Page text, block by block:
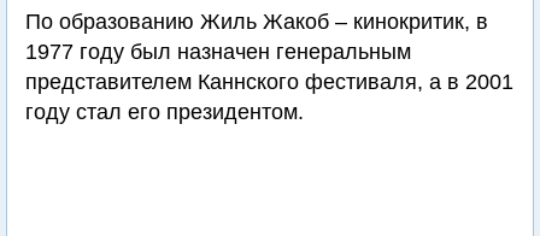
По образованию Жиль Жакоб – кинокритик, в
1977 году был назначен генеральным
представителем Каннского фестиваля, а в 2001
году стал его президентом.